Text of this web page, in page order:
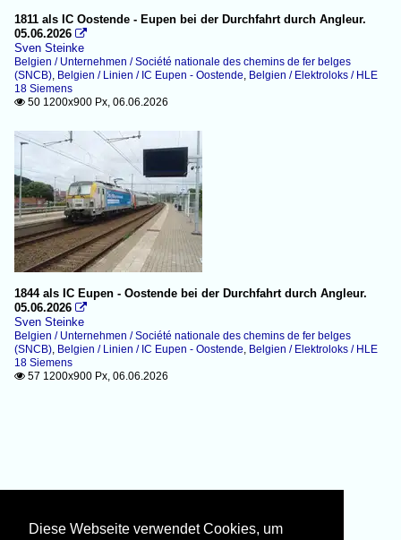
1811 als IC Oostende - Eupen bei der Durchfahrt durch Angleur.
05.06.2026 
Sven Steinke
Belgien / Unternehmen / Société nationale des chemins de fer belges
(SNCB), Belgien / Linien / IC Eupen - Oostende, Belgien / Elektroloks / HLE
18 Siemens
 50 1200x900 Px, 06.06.2026
1844 als IC Eupen - Oostende bei der Durchfahrt durch Angleur.
05.06.2026 
Sven Steinke
Belgien / Unternehmen / Société nationale des chemins de fer belges
(SNCB), Belgien / Linien / IC Eupen - Oostende, Belgien / Elektroloks / HLE
18 Siemens
 57 1200x900 Px, 06.06.2026
Diese Webseite verwendet Cookies, um